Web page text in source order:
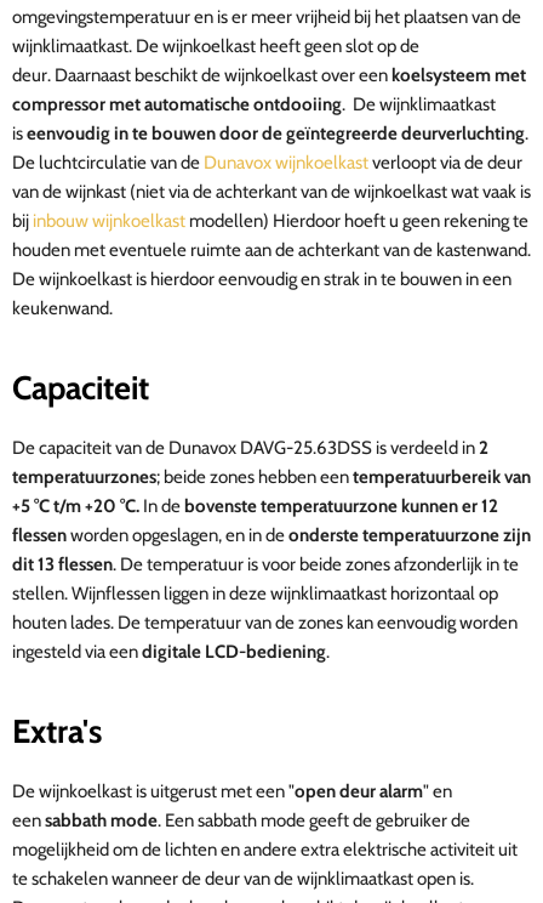
omgevingstemperatuur en is er meer vrijheid bij het plaatsen van de
wijnklimaatkast. De wijnkoelkast heeft geen slot op de
deur. Daarnaast beschikt de wijnkoelkast over eenkoelsysteem met
compressor met automatische ontdooiing. De wijnklimaatkast
iseenvoudig in te bouwen door de geïntegreerde deurverluchting.
De luchtcirculatie van de Dunavox wijnkoelkastverloopt via de deur
van de wijnkast (niet via de achterkant van de wijnkoelkast wat vaak is
bij inbouw wijnkoelkast modellen) Hierdoor hoeft u geen rekening te
houden met eventuele ruimte aan de achterkant van de kastenwand.
De wijnkoelkast is hierdoor eenvoudig en strak in te bouwen in een
keukenwand.
Capaciteit
De capaciteit van de Dunavox DAVG-25.63DSS is verdeeld in2
temperatuurzones; beide zones hebben eentemperatuurbereik van
+5 °C t/m +20 °C. In debovenste temperatuurzone kunnen er 12
flessenworden opgeslagen, en in deonderste temperatuurzone zijn
dit 13 flessen. De temperatuur is voor beide zones afzonderlijk in te
stellen. Wijnflessen liggen in deze wijnklimaatkast horizontaal op
houten lades. De temperatuur van de zones kan eenvoudig worden
ingesteld via eendigitale LCD-bediening.
Extra's
De wijnkoelkast is uitgerust met een "open deur alarm" en
eensabbath mode. Een sabbath mode geeft de gebruiker de
mogelijkheid om de lichten en andere extra elektrische activiteit uit
te schakelen wanneer de deur van de wijnklimaatkast open is.